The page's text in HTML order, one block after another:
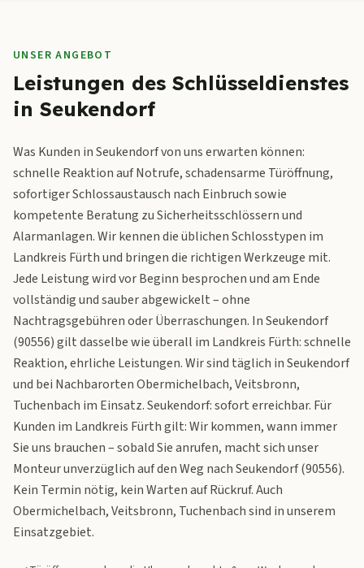
UNSER ANGEBOT
Leistungen des Schlüsseldienstes
in Seukendorf
Was Kunden in Seukendorf von uns erwarten können:
schnelle Reaktion auf Notrufe, schadensarme Türöffnung,
sofortiger Schlossaustausch nach Einbruch sowie
kompetente Beratung zu Sicherheitsschlössern und
Alarmanlagen. Wir kennen die üblichen Schlosstypen im
Landkreis Fürth und bringen die richtigen Werkzeuge mit.
Jede Leistung wird vor Beginn besprochen und am Ende
vollständig und sauber abgewickelt – ohne
Nachtragsgebühren oder Überraschungen. In Seukendorf
(90556) gilt dasselbe wie überall im Landkreis Fürth: schnelle
Reaktion, ehrliche Leistungen. Wir sind täglich in Seukendorf
und bei Nachbarorten Obermichelbach, Veitsbronn,
Tuchenbach im Einsatz. Seukendorf: sofort erreichbar. Für
Kunden im Landkreis Fürth gilt: Wir kommen, wann immer
Sie uns brauchen – sobald Sie anrufen, macht sich unser
Monteur unverzüglich auf den Weg nach Seukendorf (90556).
Kein Termin nötig, kein Warten auf Rückruf. Auch
Obermichelbach, Veitsbronn, Tuchenbach sind in unserem
Einsatzgebiet.